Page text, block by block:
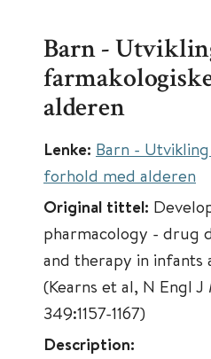
Barn -
alderen
Lenke: Barn -
forhold med alderen
Original tittel:
pharmacology - drug
and therapy in infants
(Kearns et al, N Engl
349:1157-1167)
Description: